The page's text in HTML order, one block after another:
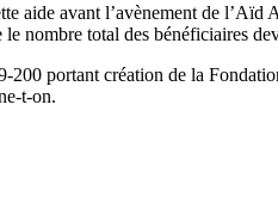
aide avant l’avènement de
nombre total des bénéficiaires
portant création de la
t-on.